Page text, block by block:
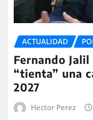
ACTUALIDAD
Fernando
“tienta” una
2027
Hector Perez